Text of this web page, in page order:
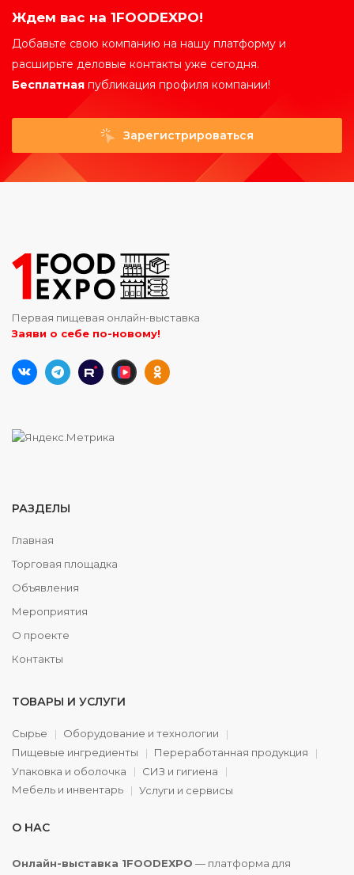
Ждем вас на 1FOODEXPO!
Добавьте свою компанию на нашу платформу и
расширьте деловые контакты уже сегодня.
Бесплатная публикация профиля компании!
Зарегистрироваться
Первая пищевая онлайн-выставка
Заяви о себе по-новому!
РАЗДЕЛЫ
Главная
Торговая площадка
Объявления
Мероприятия
О проекте
Контакты
ТОВАРЫ И УСЛУГИ
Сырье
Оборудование и технологии
Пищевые ингредиенты
Переработанная продукция
Упаковка и оболочка
СИЗ и гигиена
Мебель и инвентарь
Услуги и сервисы
О НАС
Онлайн-выставка 1FOODEXPO — платформа для